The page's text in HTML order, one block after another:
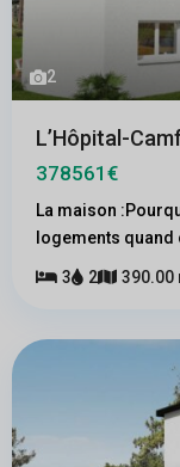
2
L’Hôpital-
378561€
La maison
logements quand
3 2 390.00